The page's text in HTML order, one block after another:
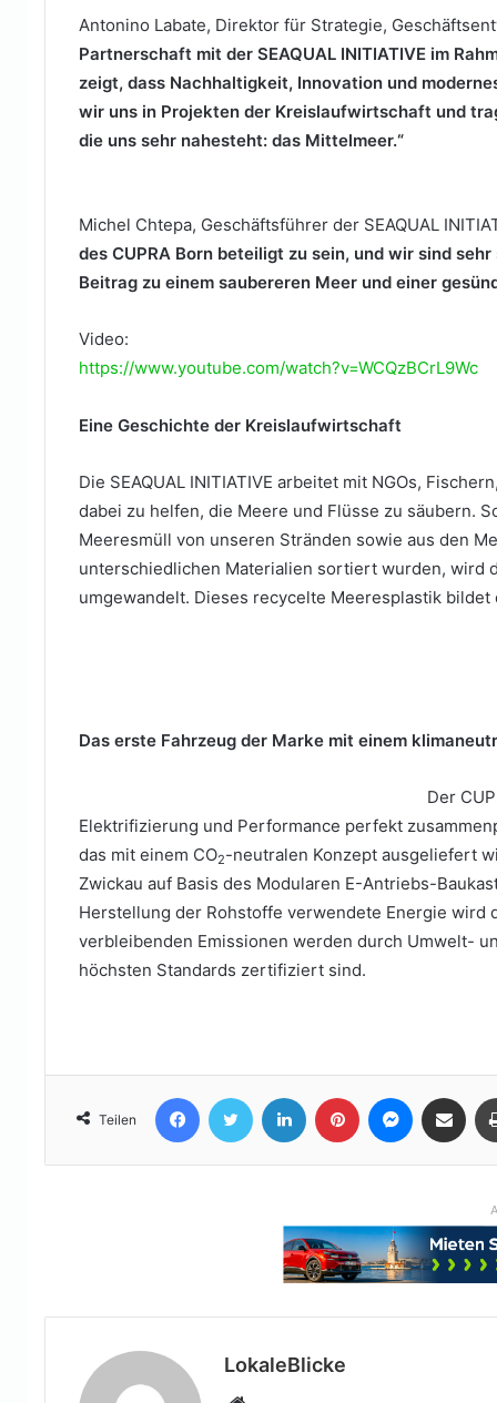
Antonino Labate, Direktor für Strategie,
Partnerschaft mit der SEAQUAL INITIATIVE im
zeigt, dass Nachhaltigkeit, Innovation und
wir uns in Projekten der Kreislaufwirtschaft und
die uns sehr nahesteht: das Mittelmeer.“
Michel Chtepa, Geschäftsführer der SEAQUAL
des CUPRA Born beteiligt zu sein, und wir sind
Beitrag zu einem saubereren Meer und einer
Video:
https://www.youtube.com/watch?v=WCQzBCrL9Wc
Eine Geschichte der Kreislaufwirtschaft
Die SEAQUAL INITIATIVE arbeitet mit NGOs,
dabei zu helfen, die Meere und Flüsse zu säubern.
Meeresmüll von unseren Stränden sowie aus den
unterschiedlichen Materialien sortiert wurden, wird
umgewandelt. Dieses recycelte Meeresplastik bildet
Das erste Fahrzeug der Marke mit einem
Der
Elektrifizierung und Performance perfekt
das mit einem CO2-neutralen Konzept ausgeliefert
Zwickau auf Basis des Modularen E-Antriebs-
Herstellung der Rohstoffe verwendete Energie wird
verbleibenden Emissionen werden durch Umwelt-
höchsten Standards zertifiziert sind.
Teilen
FacebookTwitter LinkedIn Pinterest Messenger
Teile per E-Mail
LokaleBlicke